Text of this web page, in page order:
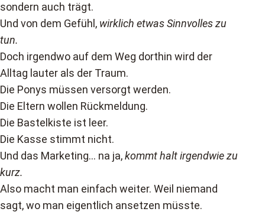
sondern auch trägt.
Und von dem Gefühl, wirklich etwas Sinnvolles zu
tun.
Doch irgendwo auf dem Weg dorthin wird der
Alltag lauter als der Traum.
Die Ponys müssen versorgt werden.
Die Eltern wollen Rückmeldung.
Die Bastelkiste ist leer.
Die Kasse stimmt nicht.
Und das Marketing… na ja,kommt halt irgendwie zu
kurz.
Also macht man einfach weiter. Weil niemand
sagt, wo man eigentlich ansetzen müsste.